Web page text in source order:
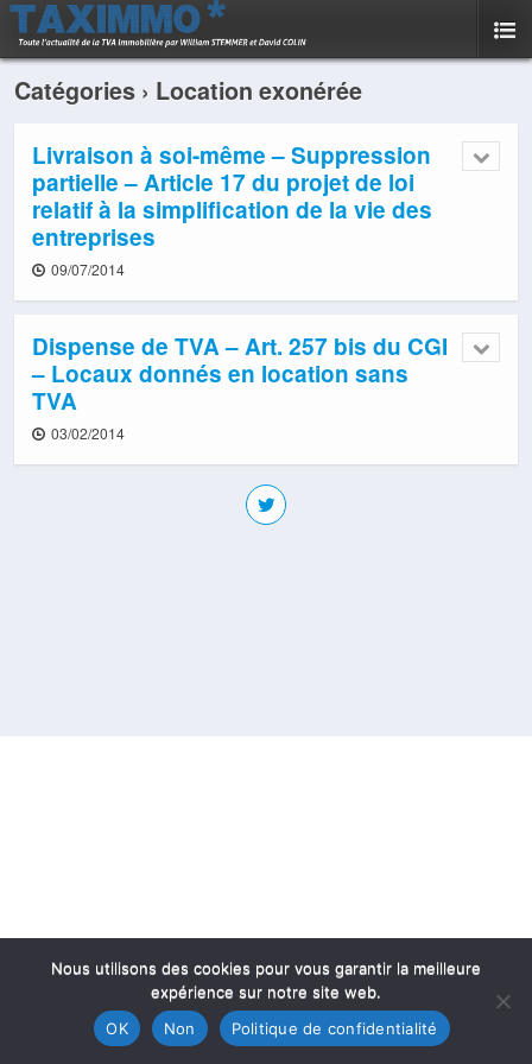
Catégories › Location exonérée
Livraison à soi-même – Suppression
partielle – Article 17 du projet de loi
relatif à la simplification de la vie des
entreprises
09/07/2014
Dispense de TVA – Art. 257 bis du CGI
– Locaux donnés en location sans
TVA
03/02/2014
Nous utilisons des cookies pour vous garantir la meilleure
expérience sur notre site web.
OK
Non Politique de confidentialité